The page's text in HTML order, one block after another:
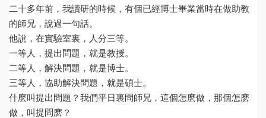
二十多年前，我讀研的時候，有個已經博士畢業當時在做助教
的師兄，說過一句話。
他說，在實驗室裏，人分三等。
一等人，提出問題，就是教授。
二等人，解決問題，就是博士。
三等人，協助解決問題，就是碩士。
什麽叫提出問題？我們平日裏問師兄，這個怎麽做，那個怎麽
做，叫提問麽？